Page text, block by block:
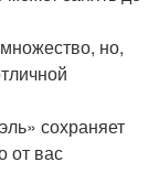
но,
сохраняет
от вас